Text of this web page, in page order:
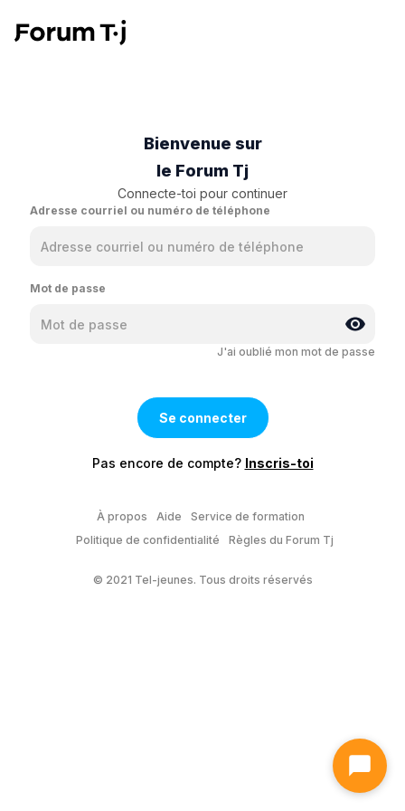
Bienvenue sur
le Forum Tj
Connecte-toi pour continuer
Adresse courriel ou numéro de téléphone
Mot de passe
J'ai oublié mon mot de passe
Pas encore de compte? Inscris-toi
À propos Aide
Service de formation
Politique de confidentialité
Règles du Forum Tj
© 2021 Tel-jeunes. Tous droits réservés